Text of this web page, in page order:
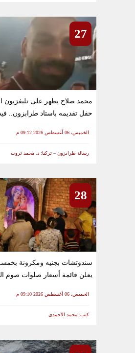
27
محمد صلاح يظهر على تليفزيون
حفل تقديمه باستاد طرابزون..
الخميس، 06 أغسطس 2026 09:12 م
رسالة طرابزون – تركيا: د. محمد ثروت
28
سندوتشات بجنيه ومكرونة
يعلن قائمة أسعار صلوات صوم
الخميس، 06 أغسطس 2026 09:10 م
كتب: محمد الأحمدى